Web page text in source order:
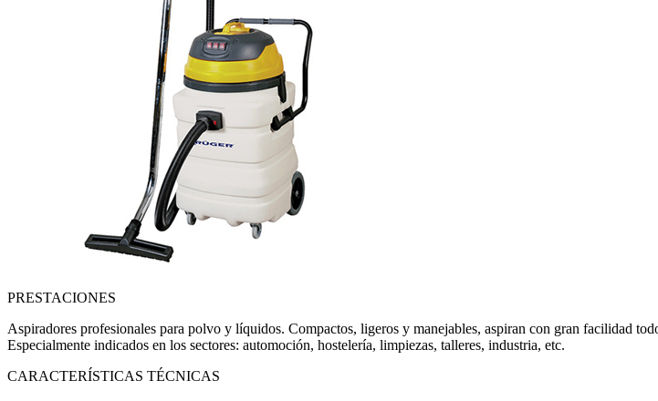
PRESTACIONES
Aspiradores profesionales para polvo y líquidos. Compactos, ligeros y manejables, aspiran con gran facilidad
Especialmente indicados en los sectores: automoción, hostelería, limpiezas, talleres, industria, etc.
CARACTERÍSTICAS TÉCNICAS